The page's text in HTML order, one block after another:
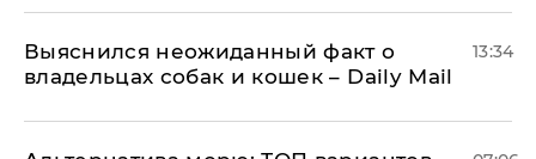
Выяснился неожиданный факт о
владельцах собак и кошек – Daily Mail
13:34